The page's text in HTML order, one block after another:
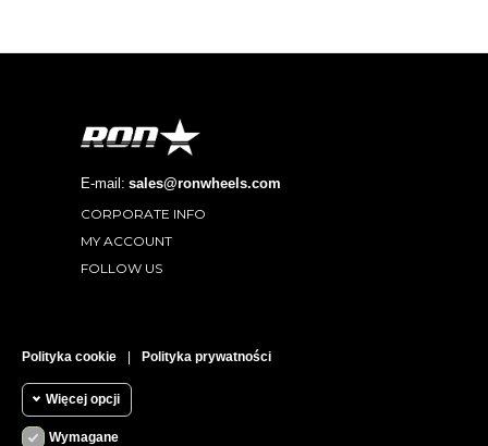
E-mail:sales@ronwheels.com
CORPORATE INFO
MY ACCOUNT
FOLLOW US
Polityka cookie Polityka prywatności
Więcej opcji
Wymagane